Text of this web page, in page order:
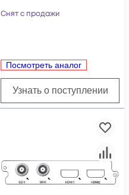
Снят с продажи
Посмотреть аналог
Узнать о поступлении